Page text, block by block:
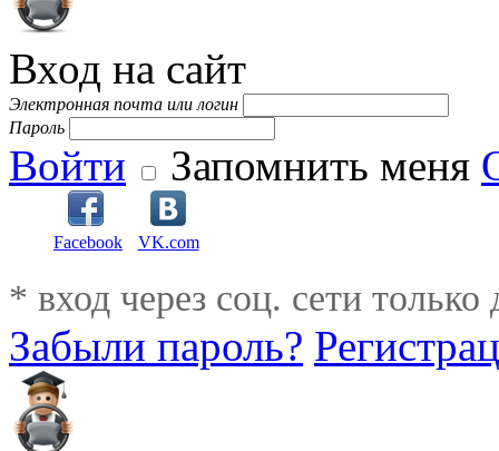
Вход на сайт
Электронная почта или логин
Пароль
Войти Запомнить меня
Facebook VK.com
* вход через соц. сети
Забыли пароль?